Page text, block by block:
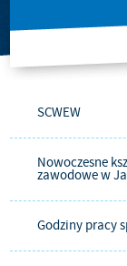
SCWEW
Nowoczesne
zawodowe w
Godziny pracy